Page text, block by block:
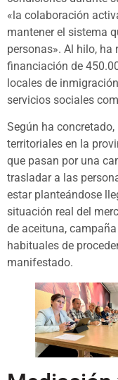
«la colaboración
mantener el sistema
personas». Al hilo, ha
financiación de
locales de
servicios sociales
Según ha
territoriales en la
que pasan por una
trasladar a las
estar planteándose
situación real del
de aceituna,
habituales de
manifestado.